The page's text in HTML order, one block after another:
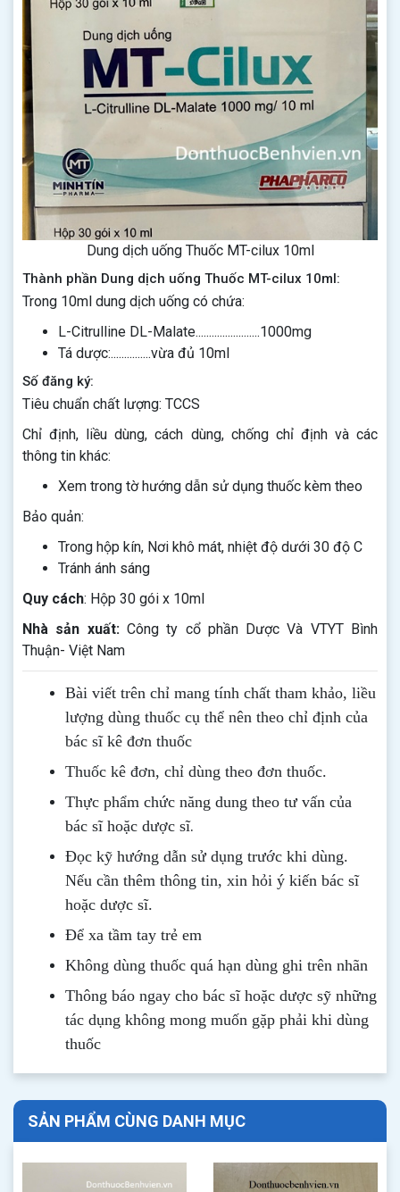
Dung dịch uống Thuốc MT-cilux 10ml
Thành phần Dung dịch uống Thuốc MT-cilux 10ml:
Trong 10ml dung dịch uống có chứa:
L-Citrulline DL-Malate........................1000mg
Tá dược:...............vừa đủ 10ml
Số đăng ký:
Tiêu chuẩn chất lượng: TCCS
Chỉ định, liều dùng, cách dùng, chống chỉ định và các
thông tin khác:
Xem trong tờ hướng dẫn sử dụng thuốc kèm theo
Bảo quản:
Trong hộp kín, Nơi khô mát, nhiệt độ dưới 30 độ C
Tránh ánh sáng
Quy cách: Hộp 30 gói x 10ml
Nhà sản xuất: Công ty cổ phần Dược Và VTYT Bình
Thuận- Việt Nam
Bài viết trên chỉ mang tính chất tham khảo, liều
lượng dùng thuốc cụ thể nên theo chỉ định của
bác sĩ kê đơn thuốc
Thuốc kê đơn, chỉ dùng theo đơn thuốc.
Thực phẩm chức năng dung theo tư vấn của
bác sĩ hoặc dược sĩ.
Đọc kỹ hướng dẫn sử dụng trước khi dùng.
Nếu cần thêm thông tin, xin hỏi ý kiến bác sĩ
hoặc dược sĩ.
Để xa tầm tay trẻ em
Không dùng thuốc quá hạn dùng ghi trên nhãn
Thông báo ngay cho bác sĩ hoặc dược sỹ những
tác dụng không mong muốn gặp phải khi dùng
thuốc
SẢN PHẨM CÙNG DANH MỤC